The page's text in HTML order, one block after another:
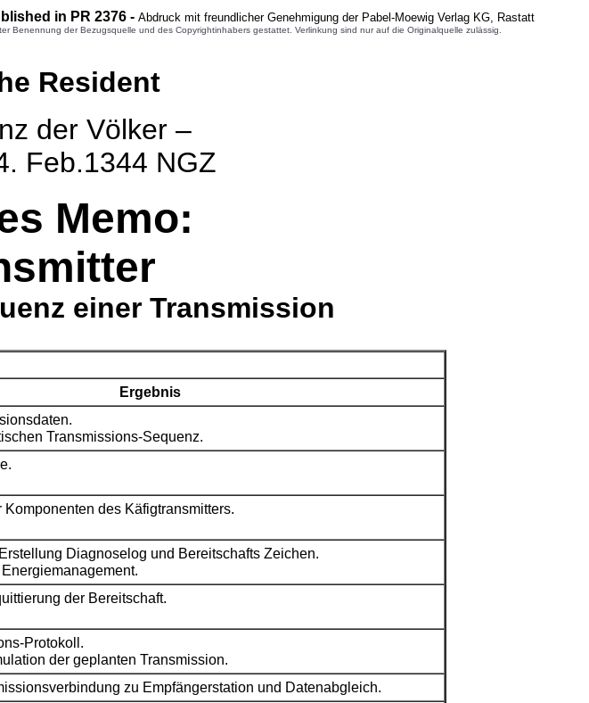
in PR 2376 - Abdruck mit freundlicher Genehmigung der Pabel-Moewig Verlag KG, Rastatt
der Bezugsquelle und des Copyrightinhabers gestattet. Verlinkung sind nur auf die Originalquelle zulässig.
Resident
der Völker –
Feb.1344 NGZ
Memo:
einer Transmission
Ergebnis
Transmissions-Sequenz.
des Käfigtransmitters.
Diagnoselog und Bereitschafts Zeichen.
der Bereitschaft.
Protokoll.
der geplanten Transmission.
zu Empfängerstation und Datenabgleich.